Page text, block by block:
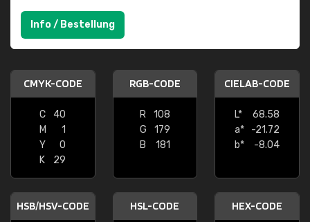
Info / Bestellung
CMYK-CODE
C
40
M
1
Y
0
K
29
RGB-CODE
R
108
G
179
B
181
CIELAB-CODE
L*
68.58
a*
-21.72
b*
-8.04
HSB/HSV-CODE HSL-CODE HEX-CODE